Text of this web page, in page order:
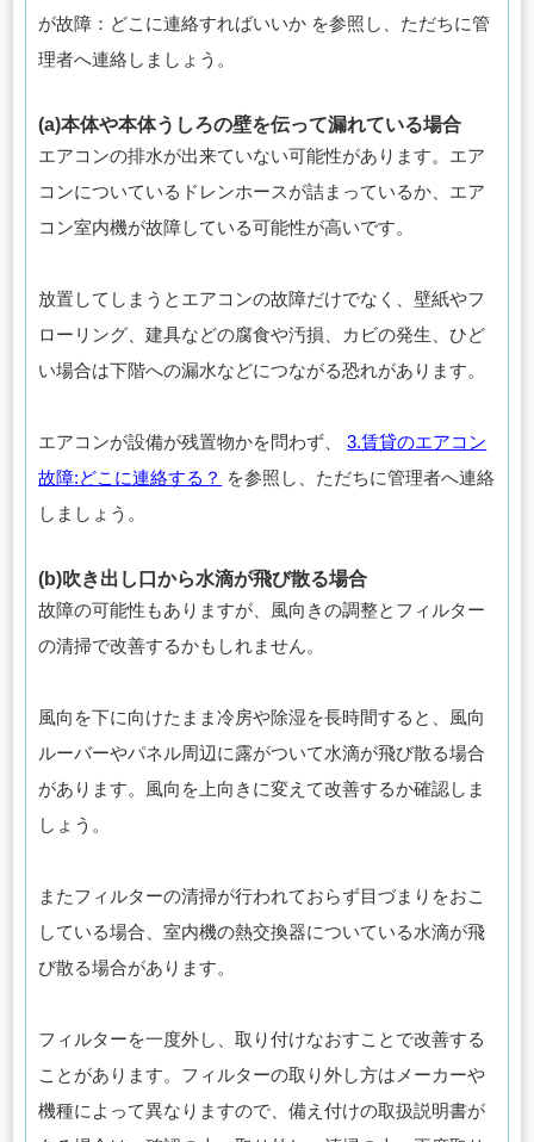
が故障：どこに連絡すればいいか を参照し、ただちに管
理者へ連絡しましょう。
(a)本体や本体うしろの壁を伝って漏れている場合
エアコンの排水が出来ていない可能性があります。エア
コンについているドレンホースが詰まっているか、エア
コン室内機が故障している可能性が高いです。
放置してしまうとエアコンの故障だけでなく、壁紙やフ
ローリング、建具などの腐食や汚損、カビの発生、ひど
い場合は下階への漏水などにつながる恐れがあります。
エアコンが設備が残置物かを問わず、3.賃貸のエアコン
故障:どこに連絡する？ を参照し、ただちに管理者へ連絡
しましょう。
(b)吹き出し口から水滴が飛び散る場合
故障の可能性もありますが、風向きの調整とフィルター
の清掃で改善するかもしれません。
風向を下に向けたまま冷房や除湿を長時間すると、風向
ルーバーやパネル周辺に露がついて水滴が飛び散る場合
があります。風向を上向きに変えて改善するか確認しま
しょう。
またフィルターの清掃が行われておらず目づまりをおこ
している場合、室内機の熱交換器についている水滴が飛
び散る場合があります。
フィルターを一度外し、取り付けなおすことで改善する
ことがあります。フィルターの取り外し方はメーカーや
機種によって異なりますので、備え付けの取扱説明書が